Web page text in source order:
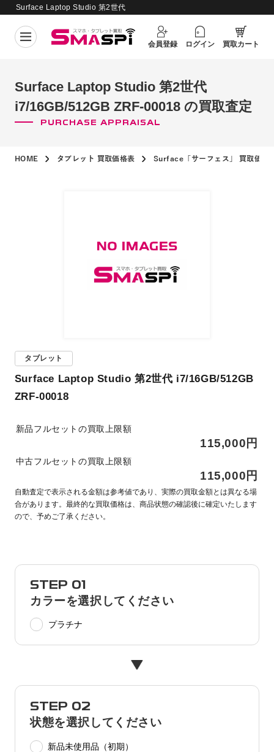
買取価格更新日： 2026年8月7日
Surface Laptop Studio 第2世代
定
会員登録
ログイン 買取カート
Surface Laptop Studio 第2世代
i7/16GB/512GB ZRF-00018 の買取査定
PURCHASE APPRAISAL
HOME タブレット 買取価格表 Surface「サーフェス」 買取価格
タブレット
Surface Laptop Studio 第2世代 i7/16GB/512GB
ZRF-00018
新品フルセットの買取上限額
115,000円
中古フルセットの買取上限額
115,000円
自動査定で表示される金額は参考値であり、実際の買取金額とは異なる場
合があります。最終的な買取価格は、商品状態の確認後に確定いたします
ので、予めご了承ください。
STEP 01
カラーを選択してください
プラチナ
STEP 02
状態を選択してください
新品未使用品（初期）